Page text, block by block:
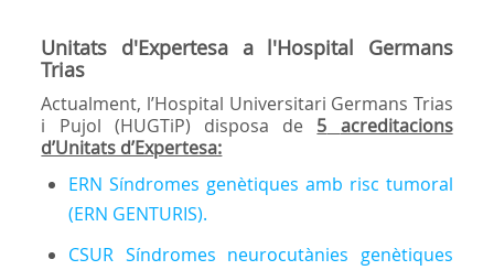
Unitats d'Expertesa a l'Hospital Germans
Trias
Actualment, l’Hospital Universitari Germans Trias
i Pujol (HUGTiP) disposa de 5 acreditacions
d’Unitats d’Expertesa:
ERN Síndromes genètiques amb risc tumoral
(ERN GENTURIS).
CSUR Síndromes neurocutànies genètiques